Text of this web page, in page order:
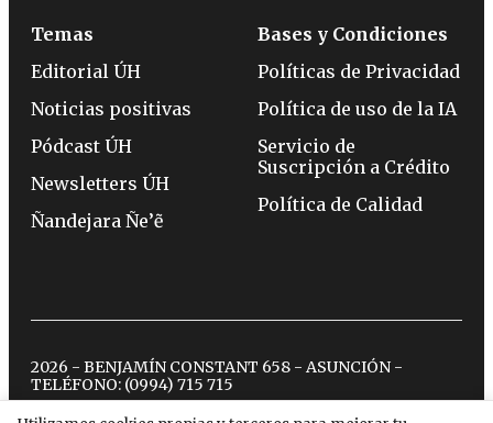
Temas
Editorial ÚH
Noticias positivas
Pódcast ÚH
Newsletters ÚH
Ñandejara Ñe’ẽ
Bases y Condiciones
Políticas de Privacidad
Política de uso de la IA
Servicio de
Suscripción a Crédito
Política de Calidad
2026 - BENJAMÍN CONSTANT 658 - ASUNCIÓN -
TELÉFONO: (0994) 715 715